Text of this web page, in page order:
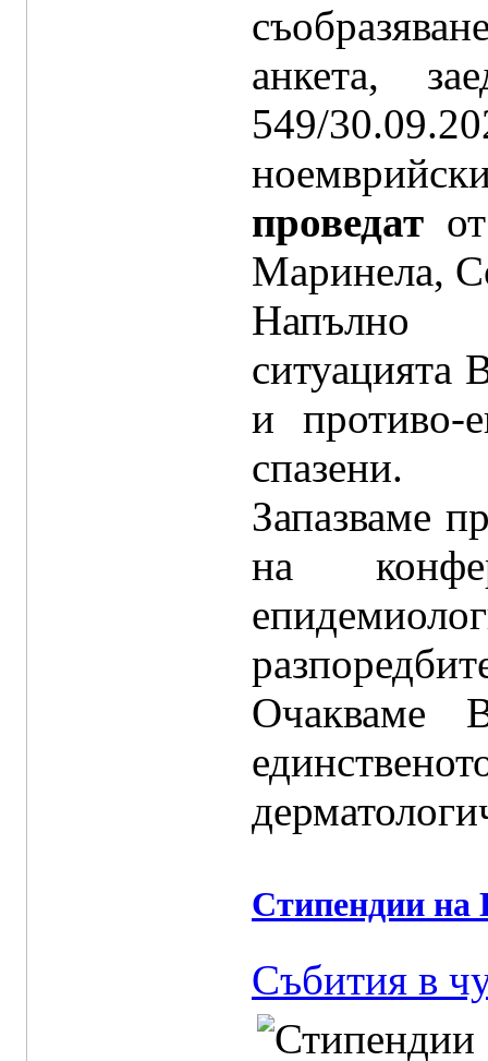
анкета,
549/
проведат
Маринела,
Напълно
ситуацията
и противо-
спазени.
Запазваме
на
Стипендии на
Събития в